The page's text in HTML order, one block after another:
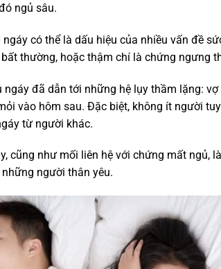
ngủ sâu.
có thể là dấu hiệu của nhiều vấn đề
thường, hoặc thậm chí là chứng ngưng
đã dẫn tới những hệ lụy thầm lặng:
vào hôm sau. Đặc biệt, không ít người
từ người khác.
cũng như mối liên hệ với chứng mất ngủ,
người thân yêu.